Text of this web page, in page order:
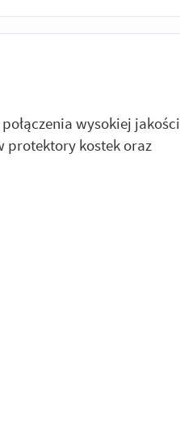
wysokiej jakości
protektory kostek oraz